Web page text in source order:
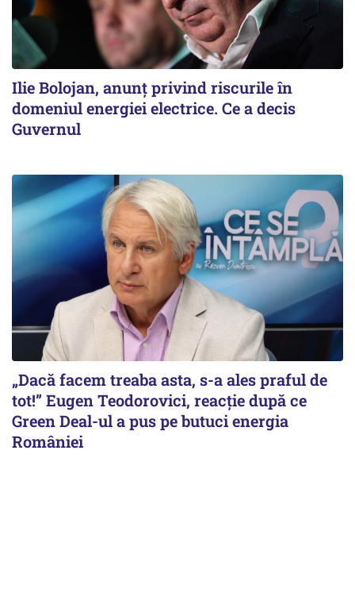
Ilie Bolojan, anunț privind riscurile în
domeniul energiei electrice. Ce a decis
Guvernul
„Dacă facem treaba asta, s-a ales praful de
tot!” Eugen Teodorovici, reacție după ce
Green Deal-ul a pus pe butuci energia
României